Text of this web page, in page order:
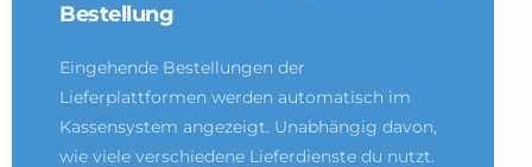
Bestellung
Eingehende Bestellungen der
Lieferplattformen werden automatisch im
Kassensystem angezeigt. Unabhängig davon,
wie viele verschiedene Lieferdienste du nutzt.